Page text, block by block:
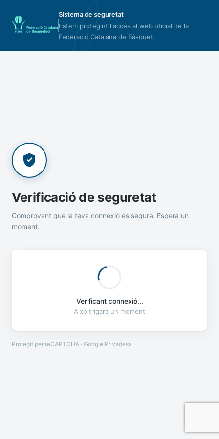
Sistema de seguretat
Estem protegint l'accés al web oficial de la
Federació Catalana de Bàsquet.
Verificació de seguretat
Comprovant que la teva connexió és segura. Espera un
moment.
Verificant connexió...
Això trigarà un moment
Protegit per reCAPTCHA · Google Privadesa